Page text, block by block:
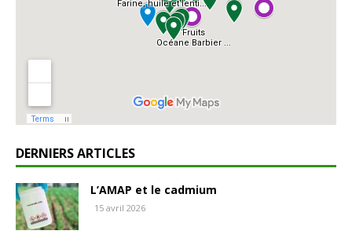
DERNIERS ARTICLES
L’AMAP et le cadmium
15 avril 2026